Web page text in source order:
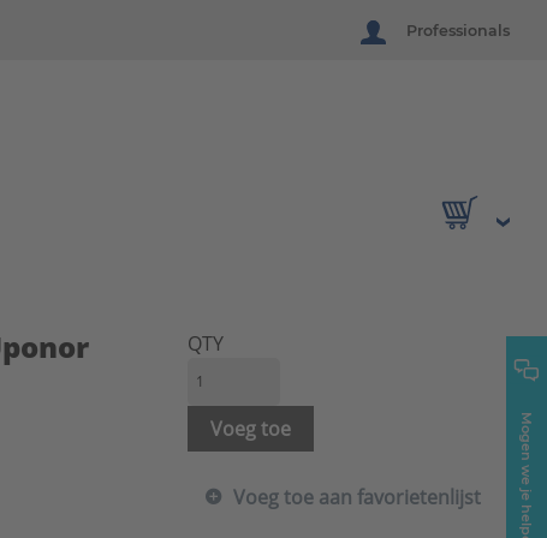
Professionals
Mogen we je helpen?
QTY
Voeg toe
Voeg toe aan favorietenlijst